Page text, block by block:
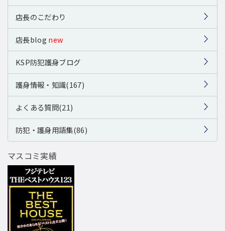
店長のこだわり
店長blog new
KSP防犯護身ブログ
護身情報・知識(167)
よくある質問(21)
防犯・護身用語集(86)
マスコミ実績